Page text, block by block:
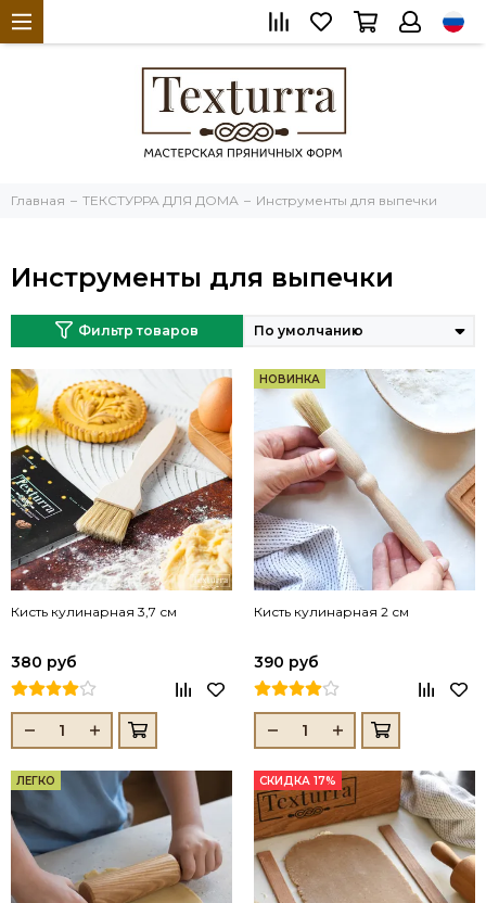
Главная ТЕКСТУРРА ДЛЯ ДОМА Инструменты для выпечки
Инструменты для выпечки
Фильтр товаров
Кисть кулинарная 3,7 см
380 руб
НОВИНКА
Кисть кулинарная 2 см
390 руб
ЛЕГКО СКИДКА 17%